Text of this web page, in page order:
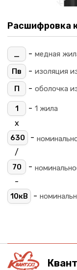
Расшифровка
_ - медная
Пв
- изоляция
П
- оболочка
1 - 1 жила
х
630 -
/
70 -
-
10кВ -